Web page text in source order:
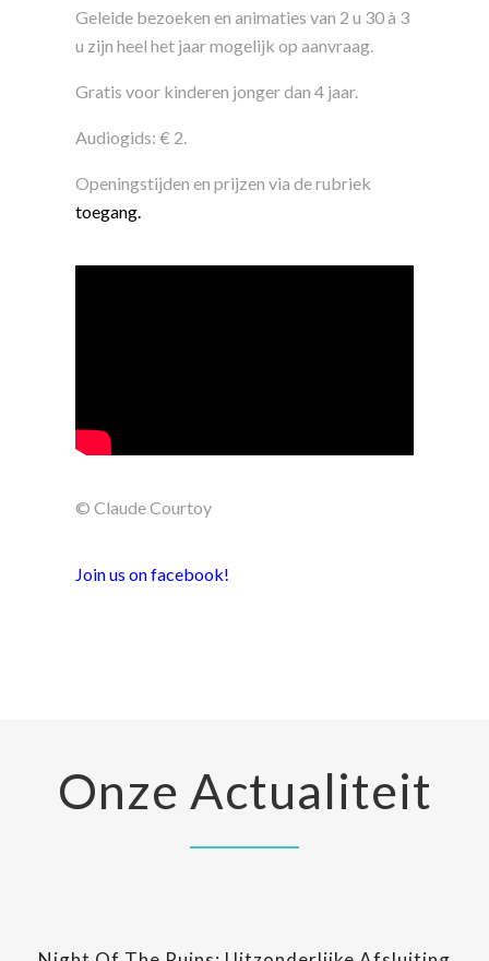
Geleide bezoeken en animaties van 2 u 30 à 3
u zijn heel het jaar mogelijk op aanvraag.
Gratis voor kinderen jonger dan 4 jaar.
Audiogids: € 2.
Openingstijden en prijzen via de rubriek
toegang.
© Claude Courtoy
Join us onfacebook!
Onze Actualiteit